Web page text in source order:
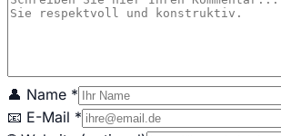
👤 Name *
📧 E-Mail *